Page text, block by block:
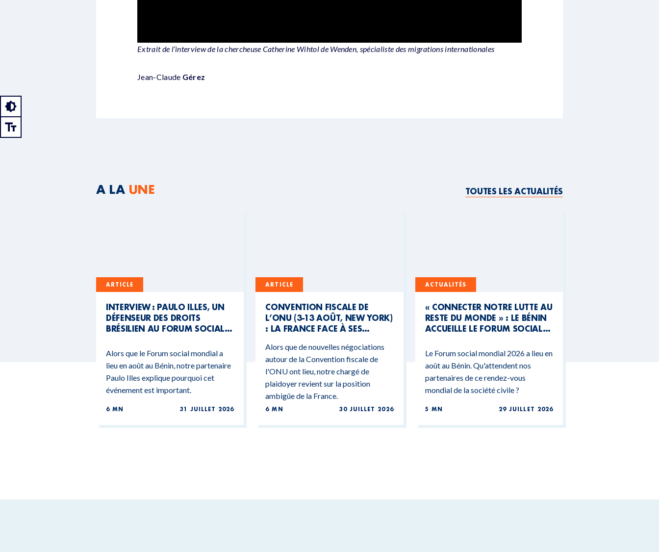
Extrait de l’interview de la chercheuse Catherine Wihtol de Wenden, spécialiste des migrations internationales
Jean-Claude Gérez
A LA UNE TOUTES LES ACTUALITÉS
ARTICLE
INTERVIEW : PAULO ILLES, UN
DÉFENSEUR DES DROITS
BRÉSILIEN AU FORUM SOCIAL
Alors que le Forum social mondial a
lieu en août au Bénin, notre partenaire
Paulo Illes explique pourquoi cet
événement est important.
6 MN 31 JUILLET 2026
ARTICLE
CONVENTION FISCALE DE
L’ONU (3-13 AOÛT, NEW YORK)
: LA FRANCE FACE À SES
BUDGÉTAIRES
Alors que de nouvelles négociations
autour de la Convention fiscale de
l'ONU ont lieu, notre chargé de
plaidoyer revient sur la position
ambigüe de la France.
6 MN 30 JUILLET 2026
ACTUALITÉS
« CONNECTER NOTRE LUTTE AU
RESTE DU MONDE » : LE BÉNIN
ACCUEILLE LE FORUM SOCIAL
Le Forum social mondial 2026 a lieu en
août au Bénin. Qu'attendent nos
partenaires de ce rendez-vous
mondial de la société civile ?
5 MN 29 JUILLET 2026